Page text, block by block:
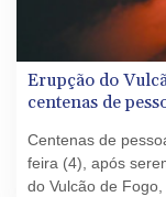
Erupção do
centenas de
Centenas de
feira (4), após
do Vulcão de